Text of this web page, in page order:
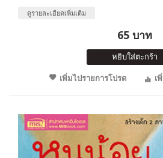
ดูรายละเอียดเพิ่มเติม
65 บาท
หยิบใส่ตะกร้า
เพิ่มไปรายการโปรด
เ